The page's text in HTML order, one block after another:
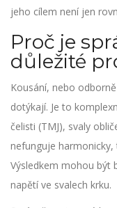
jeho cílem není jen
Proč je
důležité
Kousání, nebo
dotýkají. Je to
čelisti (TMJ), svaly
nefunguje
Výsledkem mohou být
napětí ve svalech krku.